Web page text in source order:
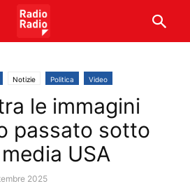
Notizie Politica Video
le immagini
passato sotto
USA
2025